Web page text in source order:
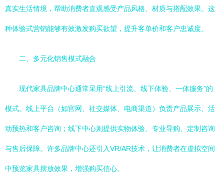
真实生活情境，帮助消费者直观感受产品风格、材质与搭配效果。这
种体验式营销能够有效激发购买欲望，提升客单价和客户忠诚度。
二、多元化销售模式融合
现代家具品牌中心通常采用“线上引流、线下体验、一体服务”的
模式。线上平台（如官网、社交媒体、电商渠道）负责产品展示、活
动预热和客户咨询；线下中心则提供实物体验、专业导购、定制咨询
与售后保障。许多品牌中心还引入VR/AR技术，让消费者在虚拟空间
中预览家具摆放效果，增强购买信心。